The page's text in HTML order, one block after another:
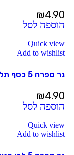
₪4.90
הוספה לסל
Quick view
Add to wishlist
נר ספרה 5 כסף תלת מימד גדול
₪4.90
הוספה לסל
Quick view
Add to wishlist